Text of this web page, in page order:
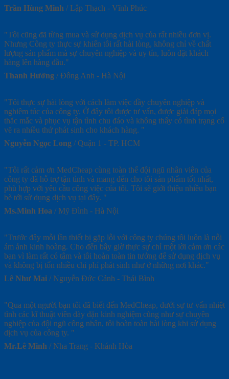
Trần Hùng Minh / Lập Thạch - Vĩnh Phúc
"Tôi cũng đã từng mua và sử dụng dịch vụ của rất nhiều đơn vị.
Nhưng Công ty thực sự khiến tôi rất hài lòng, không chỉ về chất
lượng sản phẩm mà sự chuyên nghiệp và uy tín, luôn đặt khách
hàng lên hàng đầu."
Thanh Hường / Đông Anh - Hà Nội
"Tôi thực sự hài lòng với cách làm việc đầy chuyên nghiệp và
nghiêm túc của công ty. Ở đây tôi được tư vấn, được giải đáp mọi
thắc mắc và phục vụ tận tình chu đáo và không thấy có tình trạng cố
vẽ ra nhiều thứ phát sinh cho khách hàng. "
Nguyễn Ngọc Long / Quận 1 - TP. HCM
"Tôi rất cảm ơn MedCheap cùng toàn thể đội ngũ nhân viên của
công ty đã hỗ trợ tận tình và mang đến cho tôi sản phẩm tốt nhất,
phù hợp với yêu cầu công việc của tôi. Tôi sẽ giới thiệu nhiều bạn
bè tới sử dụng dịch vụ tại đây. "
Ms.Minh Hoa / Mỹ Đình - Hà Nội
"Trước đây mỗi lần thiết bị gặp lỗi với công ty chúng tôi luôn là nỗi
ám ảnh kinh hoàng. Cho đến bây giờ thực sự chỉ một lời cảm ơn các
bạn vì làm rất có tâm và tôi hoàn toàn tin tưởng để sử dụng dịch vụ
và không bị tốn nhiều chi phí phát sinh như ở những nơi khác."
Lê Như Mai / Nguyễn Đức Cảnh - Thái Bình
"Qua một người bạn tôi đã biết đến MedCheap, dưới sự tư vấn nhiệt
tình các kĩ thuật viên dày dặn kinh nghiệm cũng như sự chuyên
nghiệp của đội ngũ công nhân, tôi hoàn toàn hài lòng khi sử dụng
dịch vụ của công ty. "
Mr.Lê Minh / Nha Trang - Khánh Hòa